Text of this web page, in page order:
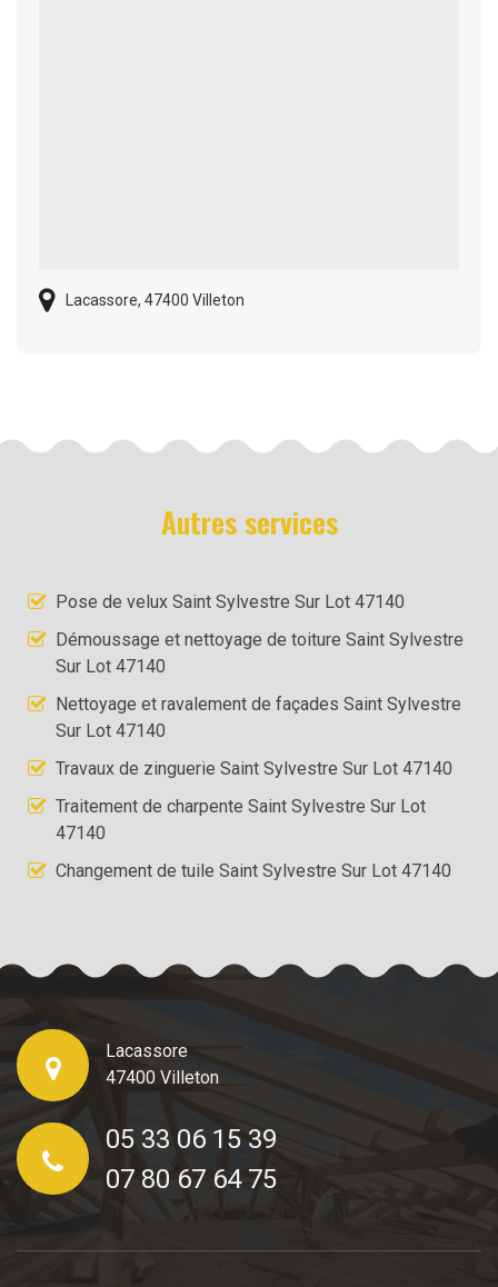
Lacassore, 47400 Villeton
Autres services
Pose de velux Saint Sylvestre Sur Lot 47140
Démoussage et nettoyage de toiture Saint Sylvestre
Sur Lot 47140
Nettoyage et ravalement de façades Saint Sylvestre
Sur Lot 47140
Travaux de zinguerie Saint Sylvestre Sur Lot 47140
Traitement de charpente Saint Sylvestre Sur Lot
47140
Changement de tuile Saint Sylvestre Sur Lot 47140
Lacassore
47400 Villeton
05 33 06 15 39
07 80 67 64 75